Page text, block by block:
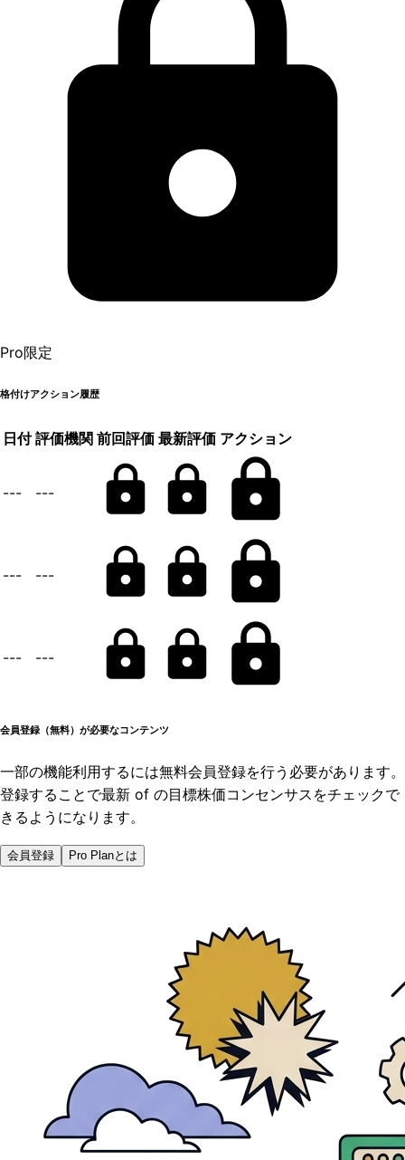
Pro限定
格付けアクション履歴
日付 評価機関 前回評価 最新評価 アクション
--- ---
--- ---
--- ---
会員登録（無料）が必要なコンテンツ
一部の機能利用するには無料会員登録を行う必要があります。
登録することで最新 of の目標株価コンセンサスをチェックで
きるようになります。
会員登録 Pro Planとは